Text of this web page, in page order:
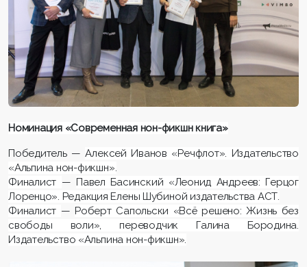
Номинация «Современная нон-фикшн книга»
Победитель —Алексей Иванов «Речфлот». Издательство
«Альпина нон-фикшн».
Финалист — Павел Басинский «Леонид Андреев: Герцог
Лоренцо». Редакция Елены Шубиной издательства АСТ.
Финалист —Роберт Сапольски «Всё решено: Жизнь без
свободы воли», переводчик Галина Бородина.
Издательство «Альпина нон-фикшн».